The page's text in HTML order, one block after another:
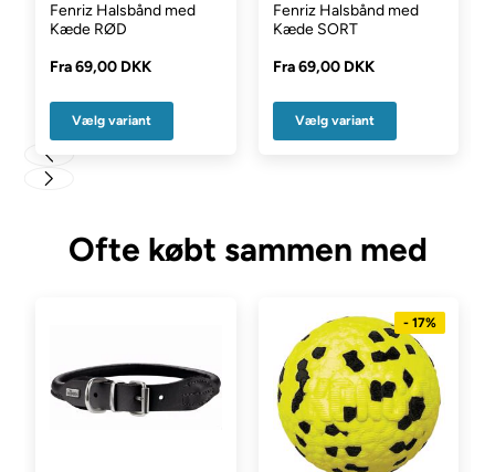
Fenriz Halsbånd med
Kæde RØD
Fra69,00 DKK
Vælg variant
Fenriz Halsbånd med
Kæde SORT
Fra69,00 DKK
Vælg variant
Ofte købt sammen med
- 17%